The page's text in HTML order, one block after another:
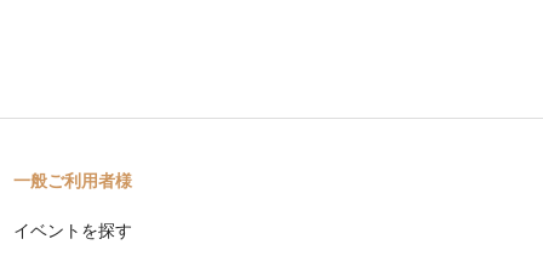
一般ご利用者様
イベントを探す